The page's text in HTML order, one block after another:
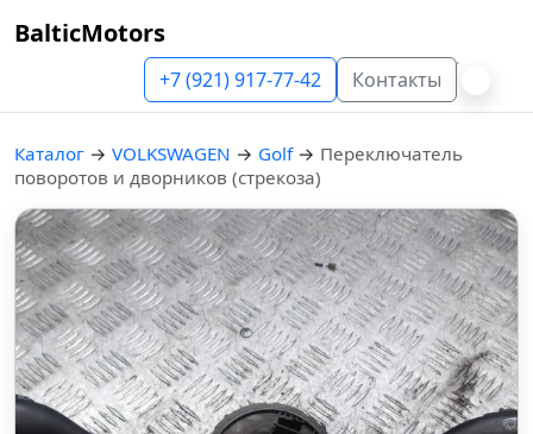
BalticMotors
+7 (921) 917-77-42 Контакты
Каталог → VOLKSWAGEN → Golf → Переключатель
поворотов и дворников (стрекоза)